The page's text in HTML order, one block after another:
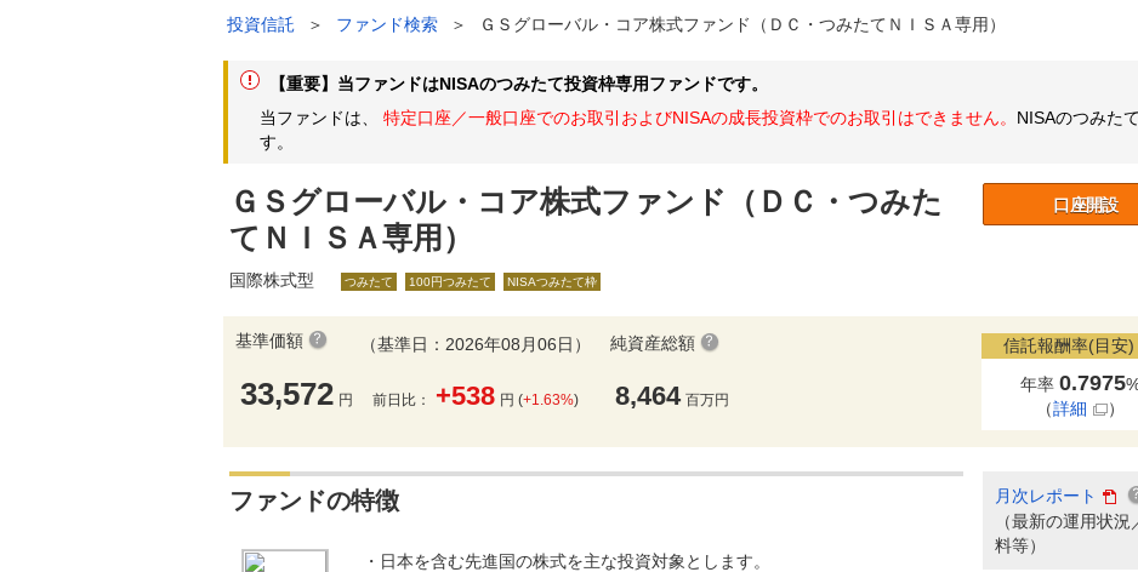
投資信託 ＞ ファンド検索 ＞ ＧＳグローバル・コア株式ファンド（ＤＣ・つみたてＮＩＳＡ専用）
【重要】当ファンドはNISAのつみたて投資枠専用ファンドです。
当ファンドは、
特定口座／一般口座でのお取引およびNISAの成長投資枠でのお取引はできません。 NISAのつみた
す。
ＧＳグローバル・コア株式ファンド（ＤＣ・つみた
てＮＩＳＡ専用）
口座開設
国際株式型
つみたて 100円つみたて NISAつみたて枠
基準価額
33,572 円
（基準日：2026年08月06日）
前日比： +538 円 (+1.63%)
純資産総額
8,464 百万円
信託報酬率(目安)
年率0.7975
（詳細 ）
ファンドの特徴
・日本を含む先進国の株式を主な投資対象とします。
月次レポート
（最新の運用状
料等）